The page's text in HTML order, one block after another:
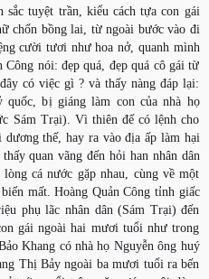
tuyệt trần, kiểu cách tựa con gái
chốn bồng lai, từ ngoài bước vào đi
cười tươi như hoa nở, quanh mình
Công nói: đẹp quá, đẹp quá cô gái từ
có việc gì ? và thấy nàng đáp lại:
bị giáng làm con của nhà họ
Sám Trại). Vì thiên đế có lệnh cho
thế, hay ra vào địa ấp làm hại
quan vãng đến hỏi han nhân dân
cá nước gặp nhau, cùng về một
mất. Hoàng Quản Công tỉnh giấc
phụ lãc nhân dân (Sám Trại) đến
gái ngoài hai mươi tuổi như trong
Khang có nhà họ Nguyễn ông huý
Thị Bảy ngoài ba mươi tuổi ra bến